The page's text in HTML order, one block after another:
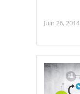
Juin 26, 2014